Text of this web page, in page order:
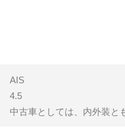
AIS
4.5
中古車としては、内外装と